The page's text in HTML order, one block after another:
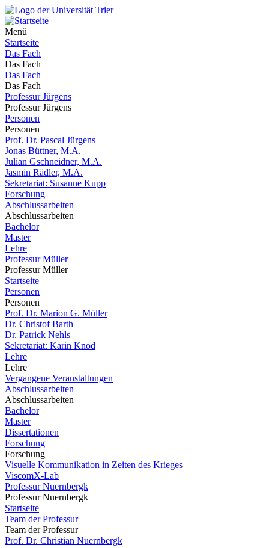
Menü
Startseite
Das Fach
Das Fach
Das Fach
Das Fach
Professur Jürgens
Professur Jürgens
Personen
Personen
Prof. Dr. Pascal Jürgens
Jonas Büttner, M.A.
Julian Gschneidner, M.A.
Jasmin Rädler, M.A.
Sekretariat: Susanne Kupp
Forschung
Abschlussarbeiten
Abschlussarbeiten
Bachelor
Master
Lehre
Professur Müller
Professur Müller
Startseite
Personen
Personen
Prof. Dr. Marion G. Müller
Dr. Christof Barth
Dr. Patrick Nehls
Sekretariat: Karin Knod
Lehre
Lehre
Vergangene Veranstaltungen
Abschlussarbeiten
Abschlussarbeiten
Bachelor
Master
Dissertationen
Forschung
Forschung
Visuelle Kommunikation in Zeiten des Krieges
ViscomX-Lab
Professur Nuernbergk
Professur Nuernbergk
Startseite
Team der Professur
Team der Professur
Prof. Dr. Christian Nuernbergk